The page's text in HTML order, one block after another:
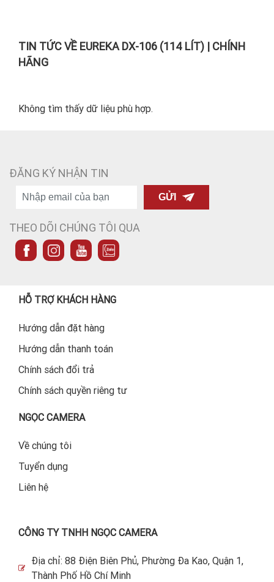
TIN TỨC VỀ EUREKA DX-106 (114 LÍT) | CHÍNH
HÃNG
Không tìm thấy dữ liệu phù hợp.
ĐĂNG KÝ NHẬN TIN
GỬI
THEO DÕI CHÚNG TÔI QUA
HỖ TRỢ KHÁCH HÀNG
Hướng dẫn đặt hàng
Hướng dẫn thanh toán
Chính sách đổi trả
Chính sách quyền riêng tư
NGỌC CAMERA
Về chúng tôi
Tuyển dụng
Liên hệ
CÔNG TY TNHH NGỌC CAMERA
Địa chỉ: 88 Điện Biên Phủ, Phường Đa Kao, Quận 1,
Thành Phố Hồ Chí Minh